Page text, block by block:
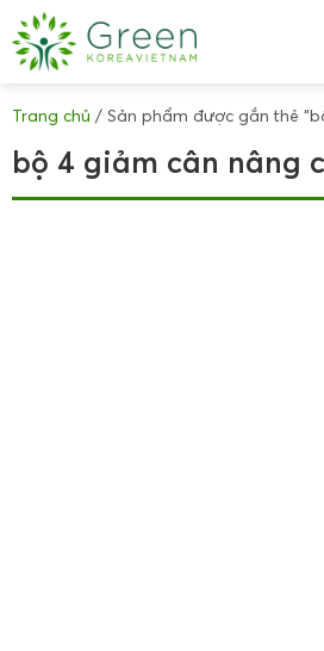
Trang chủ / Sản phẩm được gắn thẻ
bộ 4 giảm cân nâng